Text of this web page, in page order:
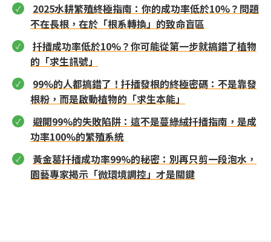
2025水耕繁殖終極指南：你的成功率低於10%？問題
不在長根，在於「根系轉換」的致命盲區
扦插成功率低於10%？你可能從第一步就搞錯了植物
的「求生訊號」
99%的人都搞錯了！扦插發根的終極密碼：不是靠發
根粉，而是啟動植物的「求生本能」
避開99%的失敗陷阱：這不是蔓綠絨扦插指南，是成
功率100%的繁殖系統
黃金葛扦插成功率99%的秘密：別再只剪一段泡水，
園藝專家揭示「微環境調控」才是關鍵